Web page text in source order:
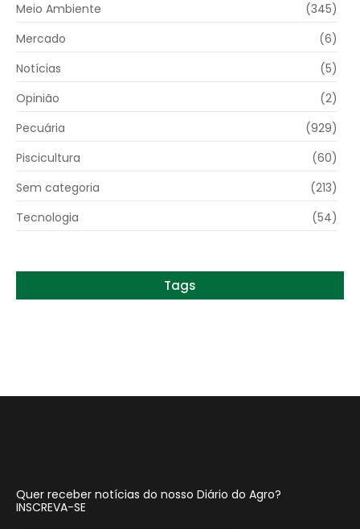
Meio Ambiente
(345)
Mercado
(6)
Notícias
(5)
Opinião
(2)
Pecuária
(929)
Piscicultura
(60)
Sem categoria
(213)
Tecnologia
(54)
Tags
Quer receber notícias do nosso Diário do Agro?
INSCREVA-SE